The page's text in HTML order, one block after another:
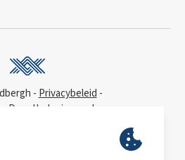
Privacybeleid
Deonthologie van de